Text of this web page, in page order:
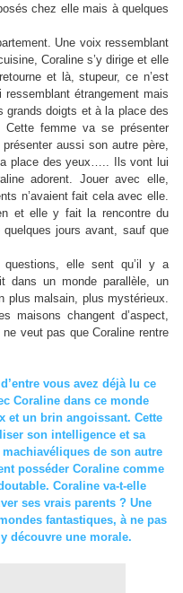
chez elle mais à quelques
Une voix ressemblant
Coraline s’y dirige et elle
et là, stupeur, ce n’est
étrangement mais
grands doigts et à la place des
femme va se présenter
aussi son autre père,
place des yeux….. Ils vont lui
adorent. Jouer avec elle,
n’avaient fait cela avec elle.
et elle y fait la rencontre du
quelques jours avant, sauf que
questions, elle sent qu’il y a
un monde parallèle, un
plus malsain, plus mystérieux.
maisons changent d’aspect,
veut pas que Coraline rentre
vous avez déjà lu ce
Coraline dans ce monde
et un brin angoissant. Cette
son intelligence et sa
de son autre
posséder Coraline comme
Coraline va-t-elle
ses vrais parents ? Une
fantastiques, à ne pas
découvre une morale.